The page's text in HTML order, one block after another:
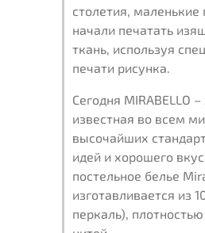
столетия, маленькие
начали печатать
ткань, используя
печати рисунка.
Сегодня MIRABELLO
известная во всем
высочайших
идей и хорошего
постельное белье
изготавливается из
перкаль),